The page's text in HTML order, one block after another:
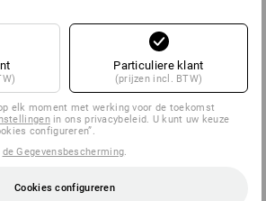
al 5 van 5 items bekeken.
Particuliere klant
(prijzen incl. BTW)
elk moment met werking voor de toekomst
in ons privacybeleid. U kunt uw keuze
configureren”.
de Gegevensbescherming
Cookies configureren